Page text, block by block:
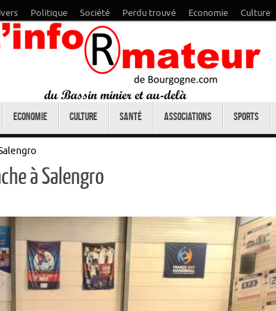
Politique Société Perdu trouvé Economie Culture
Economie Culture Santé Associations Sports
à Salengro